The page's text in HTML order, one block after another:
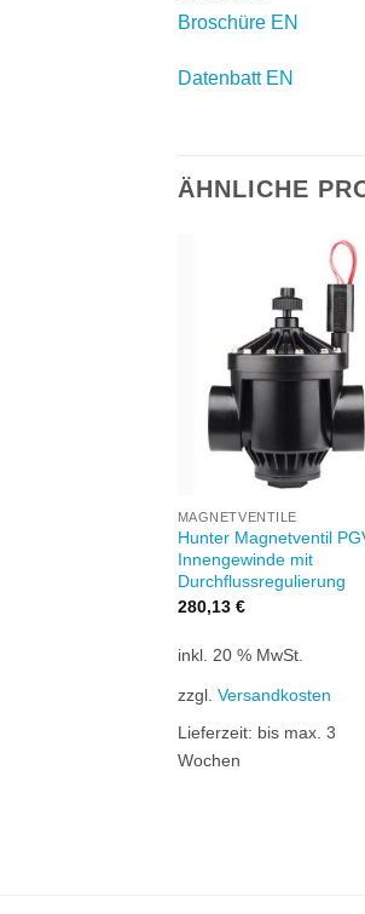
Broschüre EN
Datenbatt EN
ÄHNLICHE
Zu
hinzufügen
MAGNETVENTILE
Hunter Magnetventil
Innengewinde mit
Durchflussregulierung
280,13 €
inkl. 20 % MwSt.
zzgl. Versandkosten
Lieferzeit: bis max. 3
Wochen